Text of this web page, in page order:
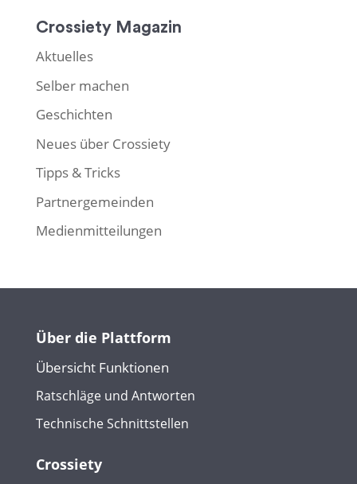
Crossiety Magazin
Aktuelles
Selber machen
Geschichten
Neues über Crossiety
Tipps & Tricks
Partnergemeinden
Medienmitteilungen
Über die Plattform
Übersicht Funktionen
Ratschläge und Antworten
Technische Schnittstellen
Crossiety